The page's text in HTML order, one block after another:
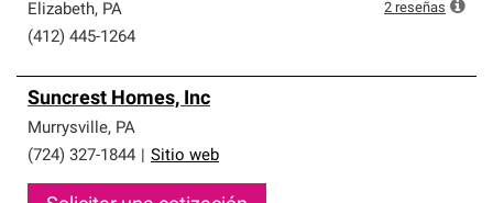
Elizabeth, PA
(412) 445-1264
2 reseñas
Suncrest Homes, Inc
Murrysville, PA
(724) 327-1844
Sitio web